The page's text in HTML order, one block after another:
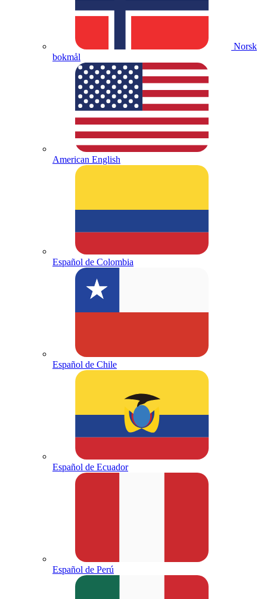
Norsk
bokmål
American English
Español de Colombia
Español de Chile
Español de Ecuador
Español de Perú